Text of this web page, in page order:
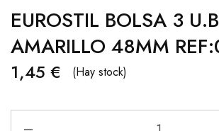
Cosmética
y
Estética
EUROSTIL BOLSA 3
AMARILLO 48MM
1,45 € (Hay stock)